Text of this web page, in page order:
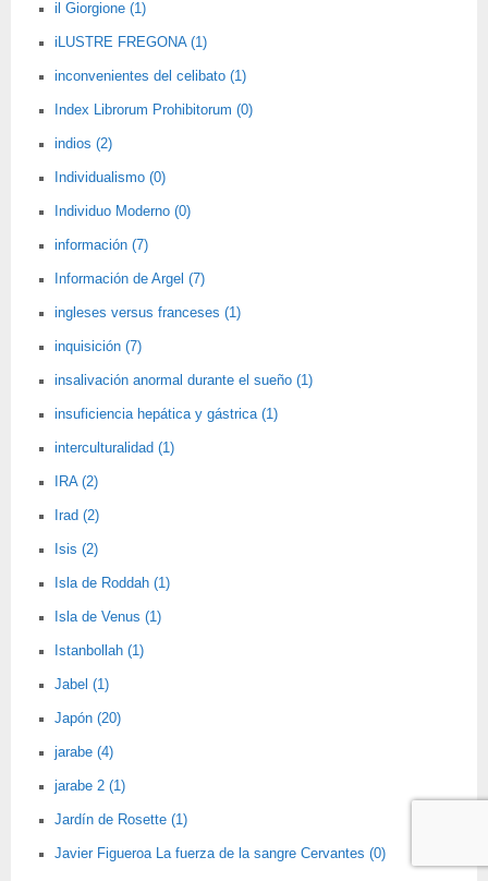
il Giorgione (1)
iLUSTRE FREGONA (1)
inconvenientes del celibato (1)
Index Librorum Prohibitorum (0)
indios (2)
Individualismo (0)
Individuo Moderno (0)
información (7)
Información de Argel (7)
ingleses versus franceses (1)
inquisición (7)
insalivación anormal durante el sueño (1)
insuficiencia hepática y gástrica (1)
interculturalidad (1)
IRA (2)
Irad (2)
Isis (2)
Isla de Roddah (1)
Isla de Venus (1)
Istanbollah (1)
Jabel (1)
Japón (20)
jarabe (4)
jarabe 2 (1)
Jardín de Rosette (1)
Javier Figueroa La fuerza de la sangre Cervantes (0)